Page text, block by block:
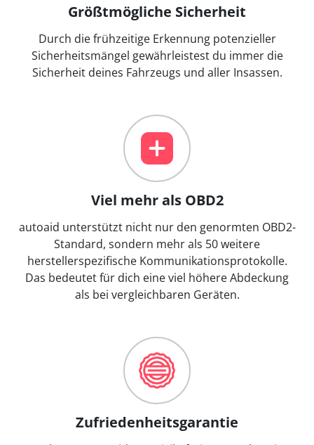
Größtmögliche Sicherheit
Durch die frühzeitige Erkennung potenzieller
Sicherheitsmängel gewährleistest du immer die
Sicherheit deines Fahrzeugs und aller Insassen.
Viel mehr als OBD2
autoaid unterstützt nicht nur den genormten OBD2-
Standard, sondern mehr als 50 weitere
herstellerspezifische Kommunikationsprotokolle.
Das bedeutet für dich eine viel höhere Abdeckung
als bei vergleichbaren Geräten.
Zufriedenheitsgarantie